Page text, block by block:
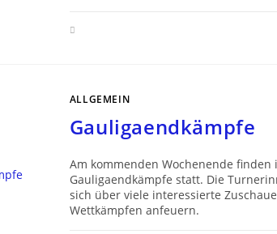
ALLGEMEIN
Gauligaendkämpfe
Am kommenden Wochenende finden
Gauligaendkämpfe statt. Die
sich über viele interessierte
Wettkämpfen anfeuern.